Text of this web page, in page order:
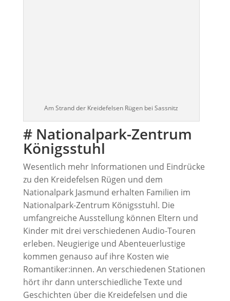
Am Strand der Kreidefelsen Rügen bei Sassnitz
# Nationalpark-Zentrum
Königsstuhl
Wesentlich mehr Informationen und Eindrücke
zu den Kreidefelsen Rügen und dem
Nationalpark Jasmund erhalten Familien im
Nationalpark-Zentrum Königsstuhl. Die
umfangreiche Ausstellung können Eltern und
Kinder mit drei verschiedenen Audio-Touren
erleben. Neugierige und Abenteuerlustige
kommen genauso auf ihre Kosten wie
Romantiker:innen. An verschiedenen Stationen
hört ihr dann unterschiedliche Texte und
Geschichten über die Kreidefelsen und die